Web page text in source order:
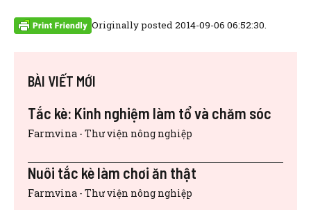
Originally posted 2014-09-06 06:52:30.
BÀI VIẾT MỚI
Tắc kè: Kinh nghiệm làm tổ và chăm sóc
Farmvina - Thư viện nông nghiệp
Nuôi tắc kè làm chơi ăn thật
Farmvina - Thư viện nông nghiệp